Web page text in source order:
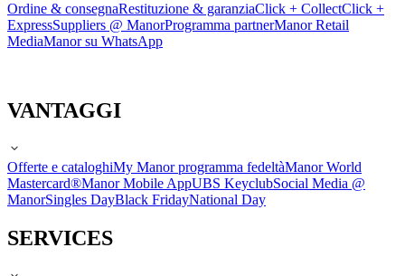
Ordine & consegnaRestituzione & garanziaClick + CollectClick +
ExpressSuppliers @ ManorProgramma partnerManor Retail
MediaManor su WhatsApp
VANTAGGI
Offerte e cataloghiMy Manor programma fedeltàManor World
Mastercard®Manor Mobile AppUBS KeyclubSocial Media @
ManorSingles DayBlack FridayNational Day
SERVICES